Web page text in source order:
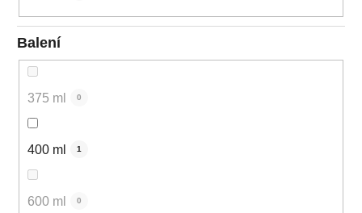
Balení
375 ml 0
400 ml 1
600 ml 0